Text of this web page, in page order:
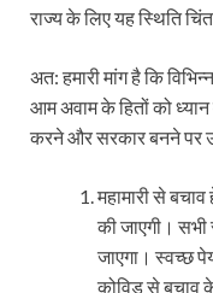
राज्य के लिए यह स्थिति
अत: हमारी मांग है कि
आम अवाम के हितों को
करने और सरकार बनने पर
महामारी से बचाव
की जाएगी।
जाएगा। स्वच्छ
कोविड से बचाव